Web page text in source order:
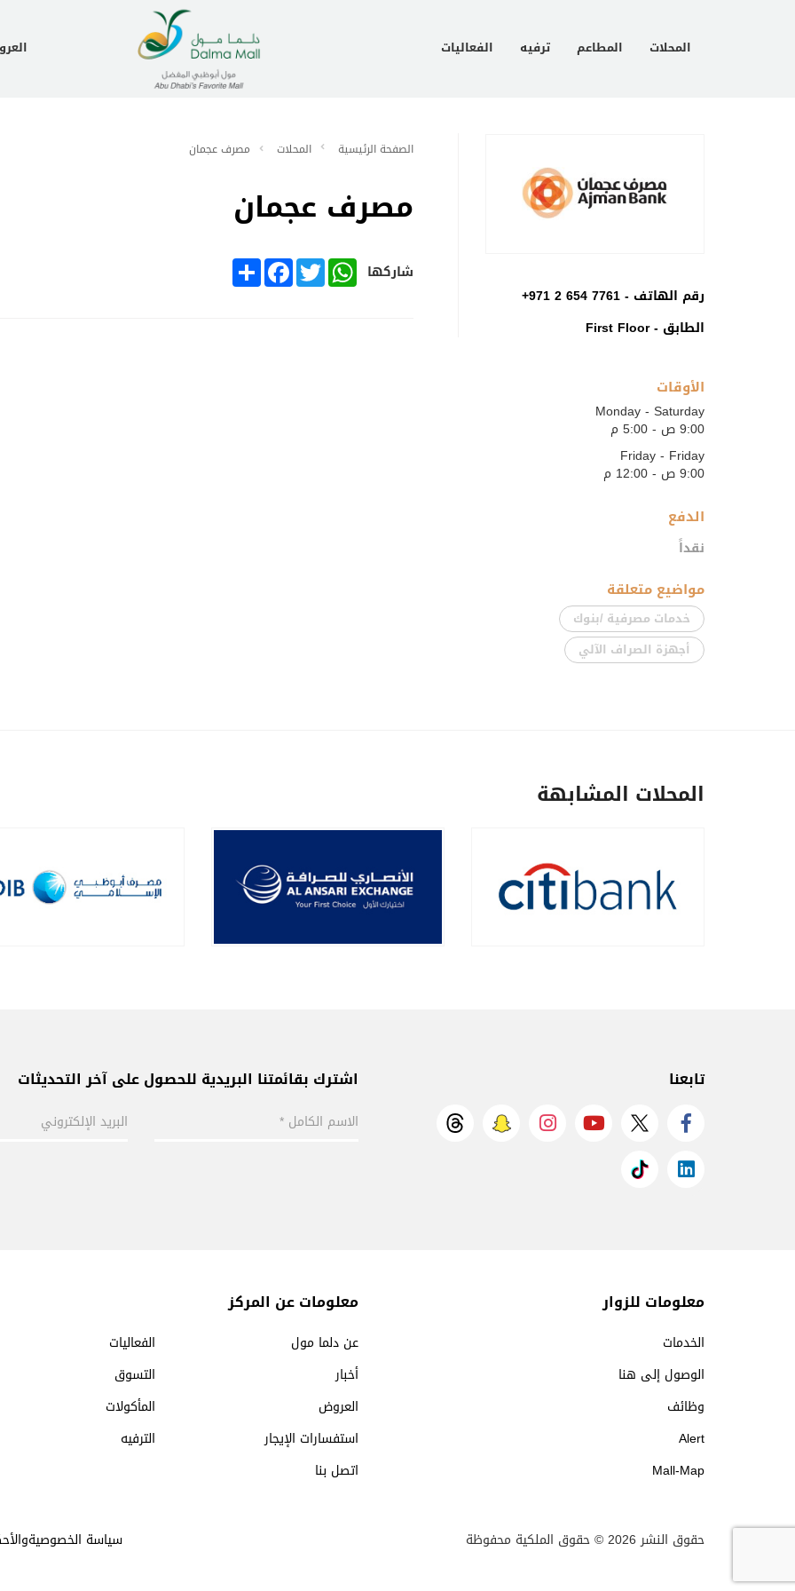
المحلات المطاعم ترفيه الفعاليات
رقم الهاتف -+971 2 654 7761
الطابق - First Floor
الأوقات
Monday - Saturday
9:00 ص - 5:00 م
Friday - Friday
9:00 ص - 12:00 م
الدفع
نقداً
مواضيع متعلقة
خدمات مصرفية /بنوك
أجهزة الصراف الآلي
الصفحة الرئيسية المحلات مصرف عجمان
مصرف عجمان
شاركها SHARE
FACEBOOKTWITTER
WHATSAPP
المحلات المشابهة
تابعنا اشترك بقائمتنا البريدية للحصول على آخر التحديثات
معلومات للزوار
الخدمات
الوصول إلى هنا
وظائف
Alert
Mall-Map
معلومات عن المركز
عن دلما مول
الفعاليات
أخبار
التسوق
العروض
المأكولات
استفسارات الإيجار
الترفيه
اتصل بنا
حقوق النشر 2026 © حقوق الملكية محفوظة سياسة